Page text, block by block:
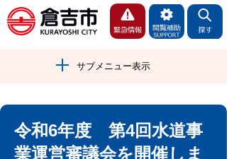
サブメニュー表示
令和6年度 第4回水道事
業運営審議会を開催しま